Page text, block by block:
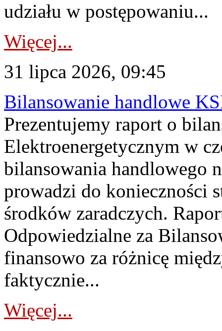
udziału w postępowaniu...
Więcej...
31 lipca 2026, 09:45
Bilansowanie handlowe
Prezentujemy raport o
Elektroenergetycznym w
bilansowania handlowego
prowadzi do konieczności
środków zaradczych.
Odpowiedzialne za
finansowo za różnicę
faktycznie...
Więcej...